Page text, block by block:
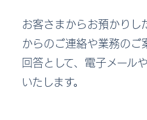
お客さまからお預かり
からのご連絡や業務のご
回答として、電子メール
いたします。